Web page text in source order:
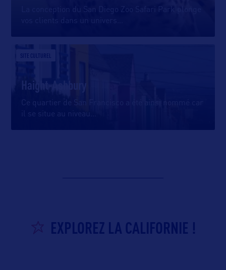
La conception du San Diego Zoo Safari Park plonge
vos clients dans un univers
SITE CULTUREL
Haight-Ashbury
Ce quartier de San Francisco a été ainsi nommé car
il se situe au niveau
EXPLOREZ LA CALIFORNIE !